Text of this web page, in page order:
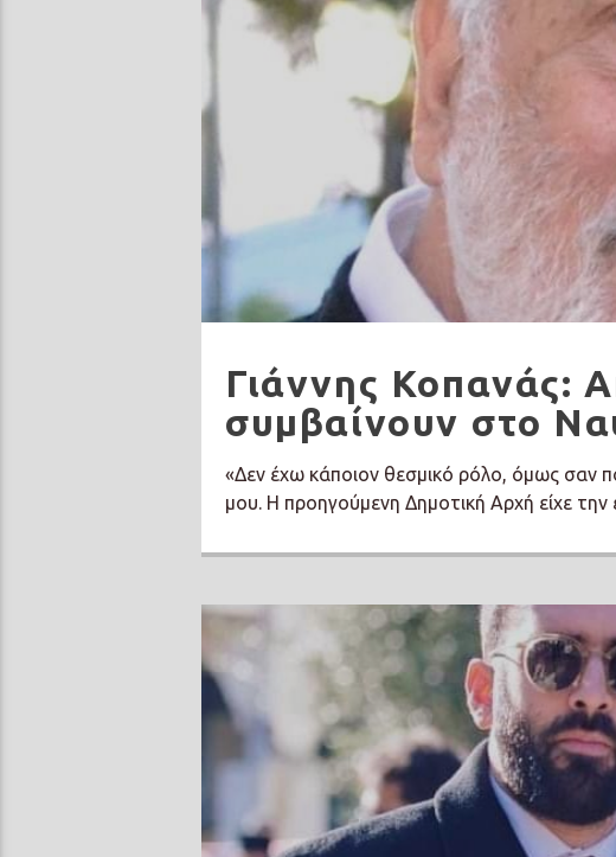
Γιάννης Κοπανάς:
συμβαίνουν στο
«Δεν έχω κάποιον θεσμικό ρόλο, όμως σαν
μου. Η προηγούμενη Δημοτική Αρχή είχε